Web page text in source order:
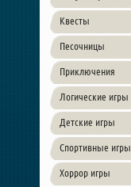
Квесты
Песочницы
Приключения
Логические игры
Детские игры
Спортивные игры
Хоррор игры